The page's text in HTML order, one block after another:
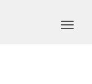
Toggle